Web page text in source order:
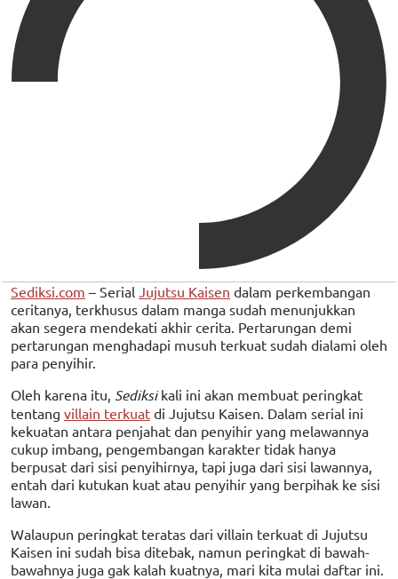
Sediksi.com – Serial Jujutsu Kaisen dalam perkembangan
ceritanya, terkhusus dalam manga sudah menunjukkan
akan segera mendekati akhir cerita. Pertarungan demi
pertarungan menghadapi musuh terkuat sudah dialami oleh
para penyihir.
Oleh karena itu, Sediksikali ini akan membuat peringkat
tentang villain terkuat di Jujutsu Kaisen. Dalam serial ini
kekuatan antara penjahat dan penyihir yang melawannya
cukup imbang, pengembangan karakter tidak hanya
berpusat dari sisi penyihirnya, tapi juga dari sisi lawannya,
entah dari kutukan kuat atau penyihir yang berpihak ke sisi
lawan.
Walaupun peringkat teratas dari villain terkuat di Jujutsu
Kaisen ini sudah bisa ditebak, namun peringkat di bawah-
bawahnya juga gak kalah kuatnya, mari kita mulai daftar ini.